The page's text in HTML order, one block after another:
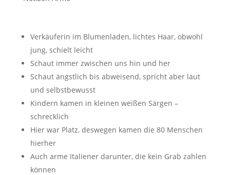
Verkäuferin im Blumenladen, lichtes Haar, obwohl
jung, schielt leicht
Schaut immer zwischen uns hin und her
Schaut ängstlich bis abweisend, spricht aber laut
und selbstbewusst
Kindern kamen in kleinen weißen Särgen –
schrecklich
Hier war Platz, deswegen kamen die 80 Menschen
hierher
Auch arme Italiener darunter, die kein Grab zahlen
können